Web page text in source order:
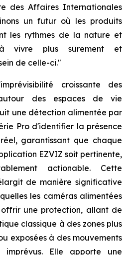
des Affaires Internationales
un futur où les produits
les rythmes de la nature et
vivre plus sûrement et
de celle-ci."
croissante des
des espaces de vie
une détection alimentée par
Pro d'identifier la présence
garantissant que chaque
EZVIZ soit pertinente,
actionable. Cette
de manière significative
les caméras alimentées
une protection, allant de
classique à des zones plus
exposées à des mouvements
imprévus. Elle apporte une